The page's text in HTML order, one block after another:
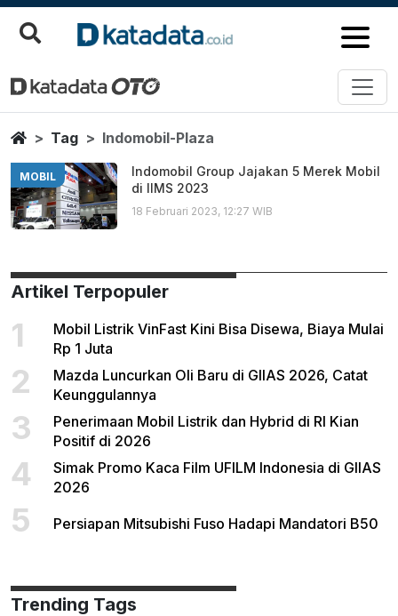
Indomobil Plaza
Berita Terbaru
HomeTag Indomobil-Plaza
MOBIL
Indomobil Group Jajakan 5 Merek Mobil
di IIMS 2023
18 Februari 2023, 12:27 WIB
Artikel Terpopuler
1
Mobil Listrik VinFast Kini Bisa Disewa, Biaya Mulai
Rp 1 Juta
2
Mazda Luncurkan Oli Baru di GIIAS 2026, Catat
Keunggulannya
3
Penerimaan Mobil Listrik dan Hybrid di RI Kian
Positif di 2026
4
Simak Promo Kaca Film UFILM Indonesia di GIIAS
2026
5 Persiapan Mitsubishi Fuso Hadapi Mandatori B50
Trending Tags